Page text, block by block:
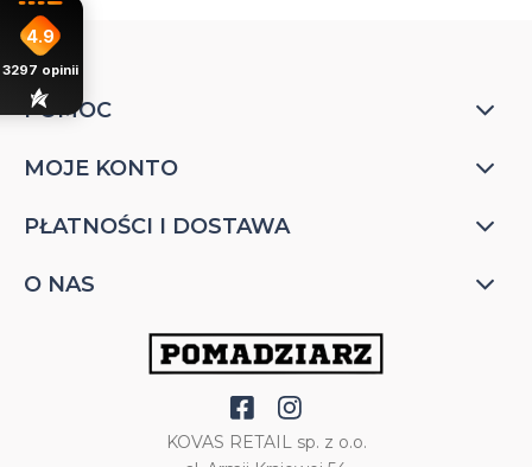
POMOC
MOJE KONTO
PŁATNOŚCI I DOSTAWA
O NAS
KOVAS RETAIL sp. z o.o.
4.9
3297 opinii